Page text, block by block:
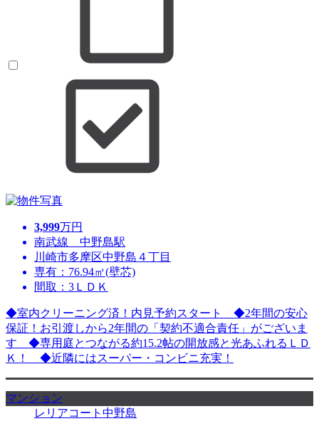
3,999万円
南武線 中野島駅
川崎市多摩区中野島４丁目
専有：76.94㎡(壁芯)
間取：3ＬＤＫ
◆室内クリーニング済！内見予約スタート ◆2年間の安心
保証！お引渡しから2年間の「契約不適合責任」がございま
す ◆専用庭とつながる約15.2帖の開放感と光あふれるＬＤ
Ｋ！ ◆近隣にはスーパー・コンビニ充実！
マンション
レリアコート中野島